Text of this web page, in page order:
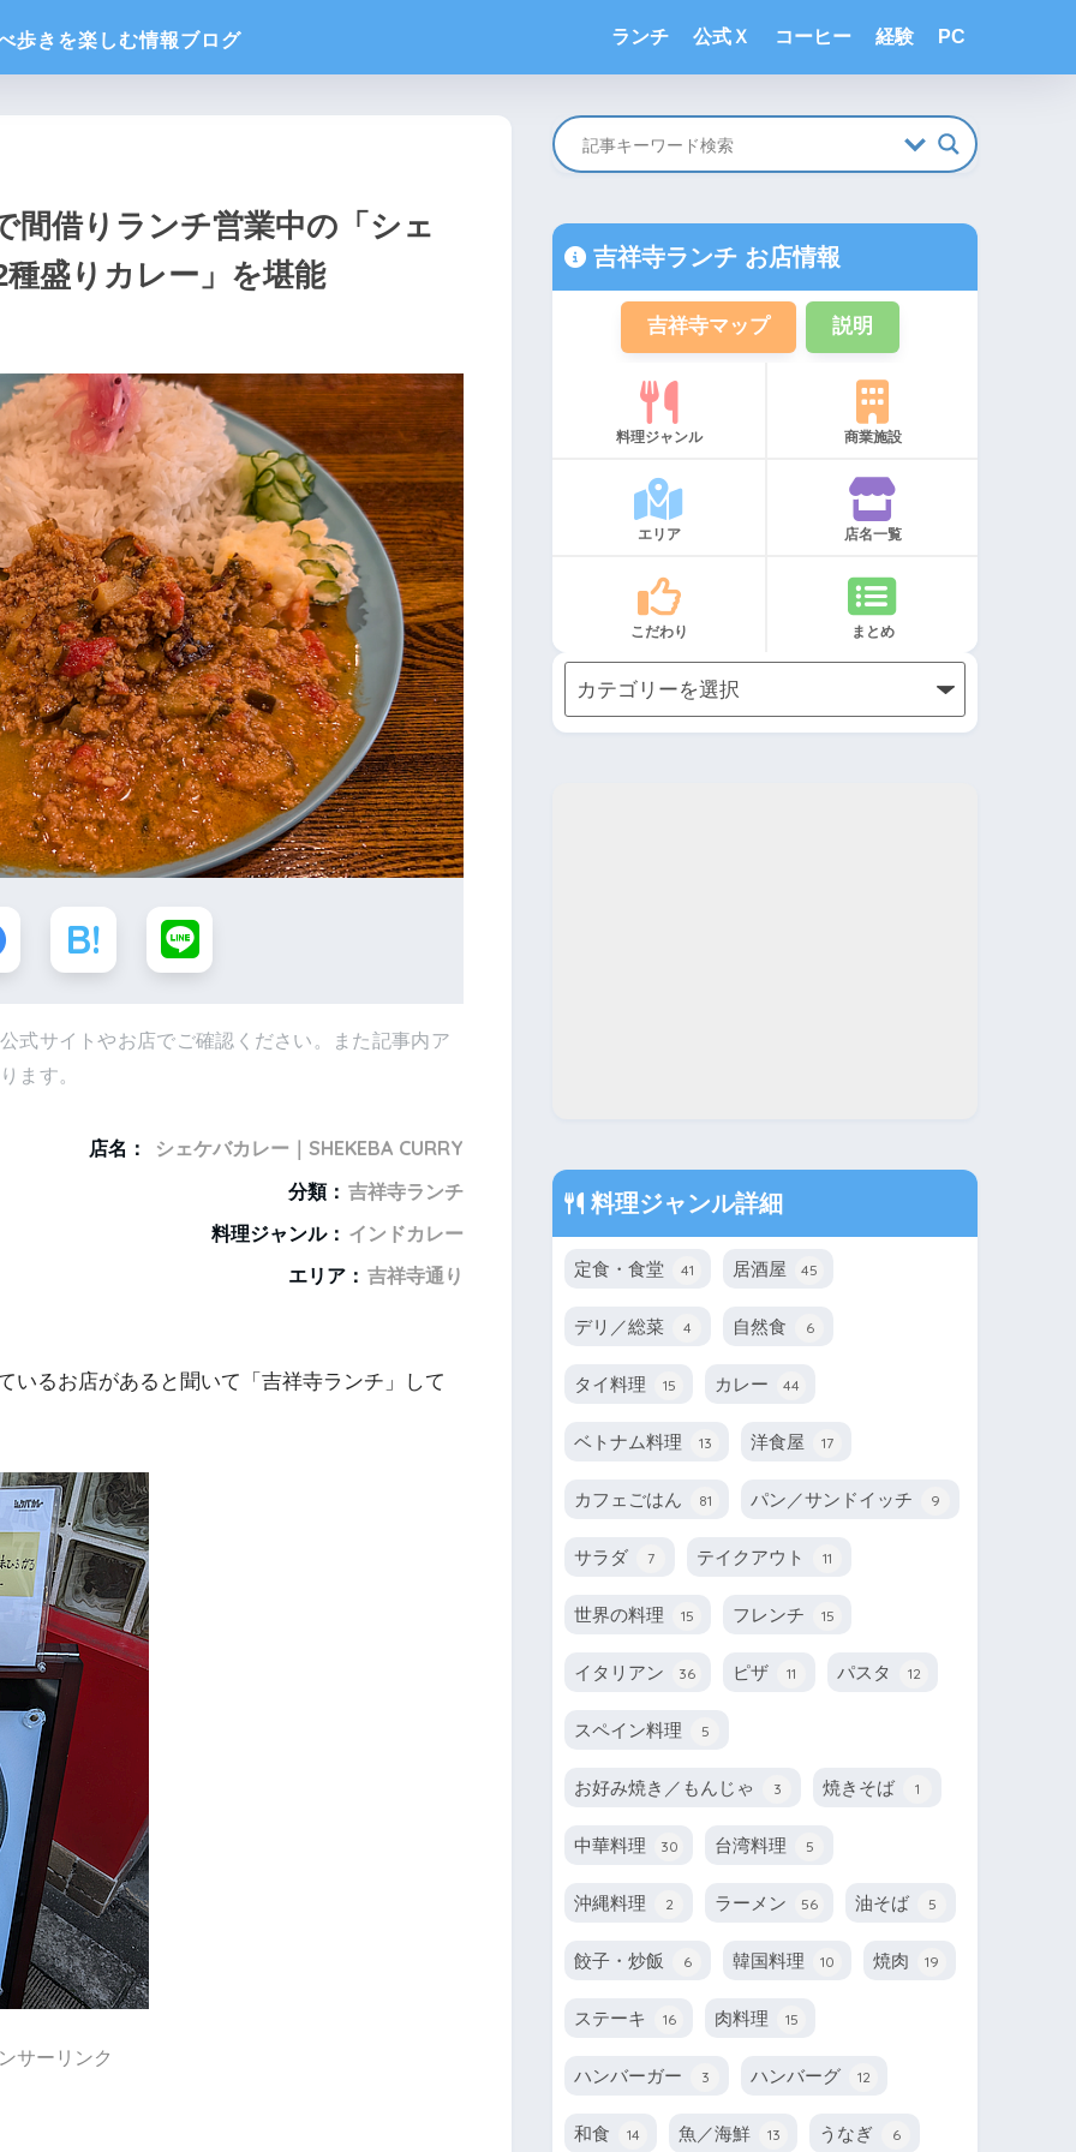
ランチ 公式Ｘ コーヒー 経験 PC
間借りランチ営業中の「シェ
盛りカレー」を堪能
式サイトやお店でご確認ください。また記事内ア
ます。
店名：
シェケバカレー｜SHEKEBA CURRY
分類： 吉祥寺ランチ
料理ジャンル： インドカレー
エリア： 吉祥寺通り
いるお店があると聞いて「吉祥寺ランチ」して
サーリンク
吉祥寺ランチ お店情報
吉祥寺マップ 説明
料理ジャンル 商業施設
エリア 店名一覧
こだわり まとめ
料理ジャンル詳細
定食・食堂 41 居酒屋 45
デリ／総菜 4 自然食 6
タイ料理 15 カレー 44
ベトナム料理 13 洋食屋 17
カフェごはん 81 パン／サンドイッチ 9
サラダ 7 テイクアウト 11
世界の料理 15 フレンチ 15
イタリアン 36 ピザ 11 パスタ 12
スペイン料理 5
お好み焼き／もんじゃ 3 焼きそば 1
中華料理 30 台湾料理 5
沖縄料理 2 ラーメン 56 油そば 5
餃子・炒飯 6 韓国料理 10 焼肉 19
ステーキ 16 肉料理 15
ハンバーガー 3 ハンバーグ 12
和食 14 魚／海鮮 13 うなぎ 6